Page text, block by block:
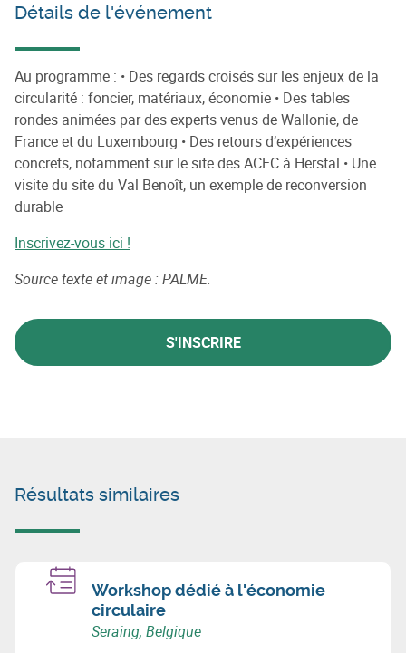
Détails de l'événement
Au programme : • Des regards croisés sur les enjeux de la
circularité : foncier, matériaux, économie • Des tables
rondes animées par des experts venus de Wallonie, de
France et du Luxembourg • Des retours d’expériences
concrets, notamment sur le site des ACEC à Herstal • Une
visite du site du Val Benoît, un exemple de reconversion
durable
Inscrivez-vous ici !
Source texte et image : PALME.
S'INSCRIRE
Résultats similaires
Workshop dédié à l'économie
circulaire
Seraing, Belgique